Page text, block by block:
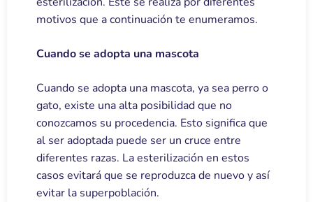
motivos que a continuación te enumeramos.
Cuando se adopta una mascota
Cuando se adopta una mascota, ya sea perro o
gato, existe una alta posibilidad que no
conozcamos su procedencia. Esto significa que
al ser adoptada puede ser un cruce entre
diferentes razas. La esterilización en estos
casos evitará que se reproduzca de nuevo y así
evitar la superpoblación.